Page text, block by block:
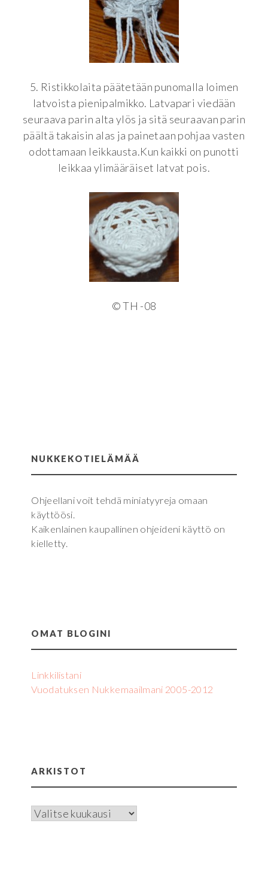
5. Ristikkolaita päätetään punomalla loimen
latvoista pienipalmikko. Latvapari viedään
seuraava parin alta ylös ja sitä seuraavan parin
päältä takaisin alas ja painetaan pohjaa vasten
odottamaan leikkausta.Kun kaikki on punotti
leikkaa ylimääräiset latvat pois.
© TH -08
NUKKEKOTIELÄMÄÄ
Ohjeellani voit tehdä miniatyyreja omaan
käyttöösi.
Kaikenlainen kaupallinen ohjeideni käyttö on
kielletty.
OMAT BLOGINI
Linkkilistani
Vuodatuksen Nukkemaailmani 2005-2012
ARKISTOT
Arkistot